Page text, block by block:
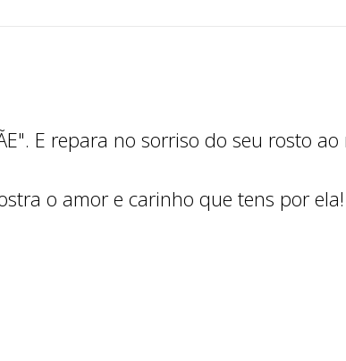
E repara no sorriso do seu rosto
o amor e carinho que tens por ela!